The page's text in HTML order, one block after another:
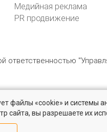
Медийная реклама
PR продвижение
ответственностью
331-93-56 196105,
файлы «cookie» и системы
сайта, вы разрешаете их